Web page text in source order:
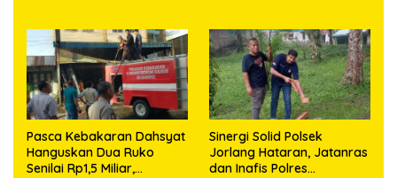
Pasca Kebakaran Dahsyat
Hanguskan Dua Ruko
Senilai Rp1,5 Miliar,
Sinergi Solid Polsek
Jorlang Hataran, Jatanras
dan Inafis Polres